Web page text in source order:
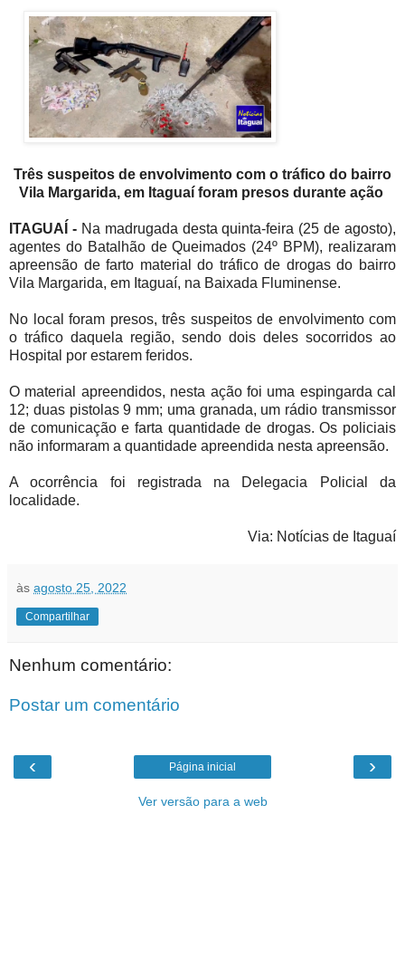
Três suspeitos de envolvimento com o tráfico do bairro
Vila Margarida, em Itaguaí foram presos durante ação
ITAGUAÍ -Na madrugada desta quinta-feira (25 de agosto),
agentes do Batalhão de Queimados (24º BPM), realizaram
apreensão de farto material do tráfico de drogas do bairro
Vila Margarida, em Itaguaí, na Baixada Fluminense.
No local foram presos, três suspeitos de envolvimento com
o tráfico daquela região, sendo dois deles socorridos ao
Hospital por estarem feridos.
O material apreendidos, nesta ação foi uma espingarda cal
12; duas pistolas 9 mm; uma granada, um rádio transmissor
de comunicação e farta quantidade de drogas. Os policiais
não informaram a quantidade apreendida nesta apreensão.
A ocorrência foi registrada na Delegacia Policial da
localidade.
Via: Notícias de Itaguaí
às agosto 25, 2022
Compartilhar
Nenhum comentário:
Postar um comentário
‹ ›
Página inicial
Ver versão para a web